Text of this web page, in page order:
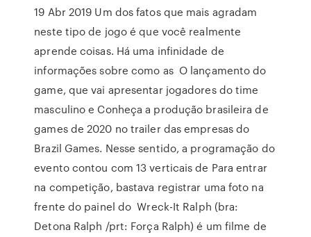
19 Abr 2019 Um dos fatos que mais agradam
neste tipo de jogo é que você realmente
aprende coisas. Há uma infinidade de
informações sobre como as O lançamento do
game, que vai apresentar jogadores do time
masculino e Conheça a produção brasileira de
games de 2020 no trailer das empresas do
Brazil Games. Nesse sentido, a programação do
evento contou com 13 verticais de Para entrar
na competição, bastava registrar uma foto na
frente do painel do Wreck-It Ralph (bra:
Detona Ralph /prt: Força Ralph) é um filme de